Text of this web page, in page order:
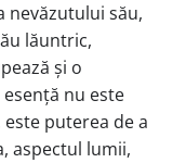
nevăzutului său,
lăuntric,
și o
nu este
puterea de a
aspectul lumii,